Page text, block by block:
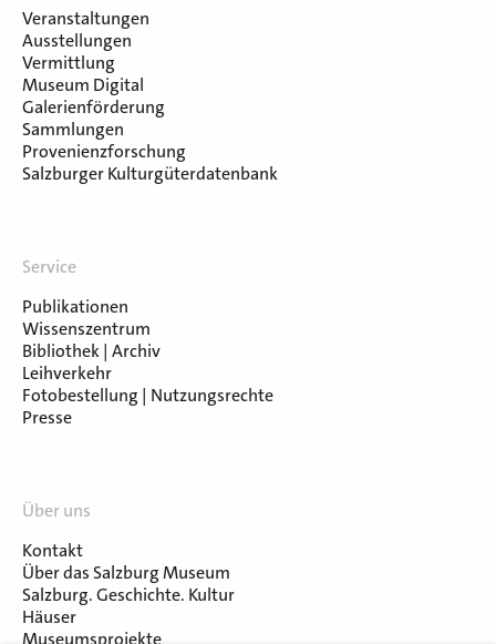
Veranstaltungen
Ausstellungen
Vermittlung
Museum Digital
Galerienförderung
Sammlungen
Provenienzforschung
Salzburger Kulturgüterdatenbank
Service
Publikationen
Wissenszentrum
Bibliothek | Archiv
Leihverkehr
Fotobestellung | Nutzungsrechte
Presse
Über uns
Kontakt
Über das Salzburg Museum
Salzburg. Geschichte. Kultur
Häuser
Museumsprojekte